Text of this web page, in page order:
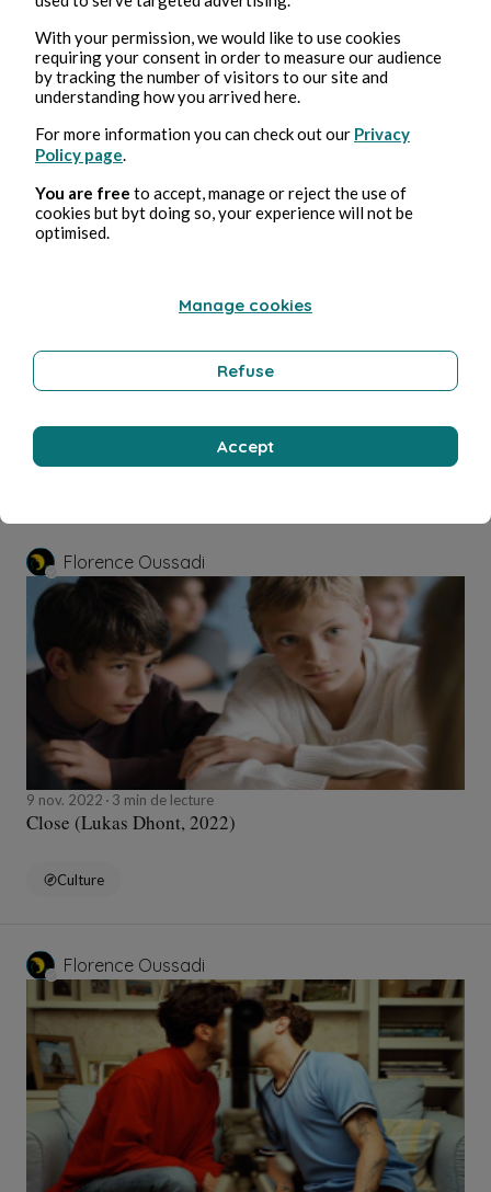
Pédale douce (Gabriel Aghion, 1995)
Culture
Florence Oussadi
24 nov. 20227 min de lecture
Florence Oussadi
9 nov. 2022 3 min de lecture
Close (Lukas Dhont, 2022)
Culture
Florence Oussadi
With your permission, we would like to use cookies
requiring your consent in order to measure our audience
by tracking the number of visitors to our site and
understanding how you arrived here.
For more information you can check out our Privacy
Policy page
You are free to accept, manage or reject the use of
cookies but byt doing so, your experience will not be
optimised.
Manage cookies
Refuse
Accept